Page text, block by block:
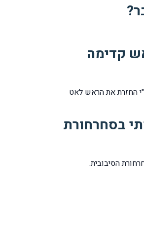
קדימה
החזרת את הראש לאט
בסחרחורת
הסיבובית.